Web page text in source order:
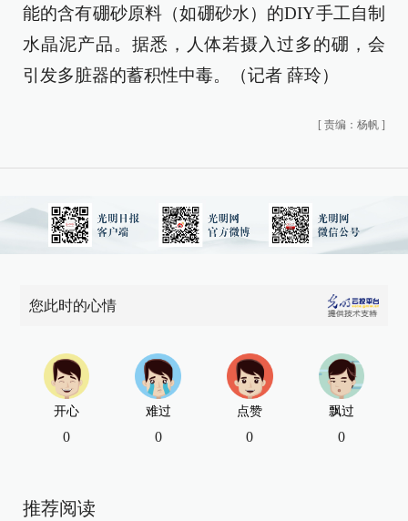
能的含有硼砂原料（如硼砂水）的DIY手工自制
水晶泥产品。据悉，人体若摄入过多的硼，会
引发多脏器的蓄积性中毒。（记者 薛玲）
[ 责编：杨帆 ]
您此时的心情
开心
0
难过
0
点赞
0
飘过
0
推荐阅读